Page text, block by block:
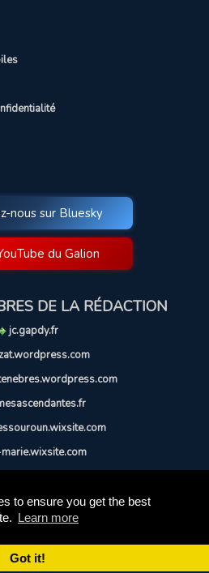
to ensure you get the best
Learn more
Got it!
nous sur Bluesky
du Galion
DE LA RÉDACTION
jc.gapdy.fr
avec coeur et passion.